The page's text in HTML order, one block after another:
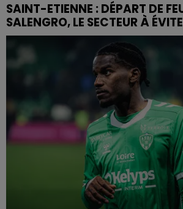
SAINT-ETIENNE : DÉPART DE
SALENGRO, LE SECTEUR À